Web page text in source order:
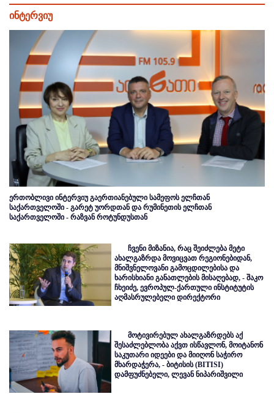
ინტერვიუ
ერთობლივი ინტერვიუ გაერთიანებული სამეფოს ელჩთან
საქართველოში - გარეტ უორდთან და რუმინეთის ელჩთან
საქართველოში - რაზვან როტუნდუსთან
ჩვენი მიზანია, რაც შეიძლება მეტი
ახალგაზრდა მოვიცვათ რეგიონებიდან,
მნიშვნელოვანი გამოცდილებისა და
ხარისხიანი განათლების მისაღებად, - შაკო
ჩხეიძე, ევროპულ-ქართული ინსტიტუტის
აღმასრულებელი დირექტორი
მოტივირებულ ახალგაზრდებს აქ
შესაძლებლობა აქვთ ისწავლონ, მოიტანონ
საკუთარი იდეები და მიიღონ საჭირო
მხარდაჭერა, - ბიტისის (BITISI)
დამფუძნებელი, ლევან ნიპარიშვილი